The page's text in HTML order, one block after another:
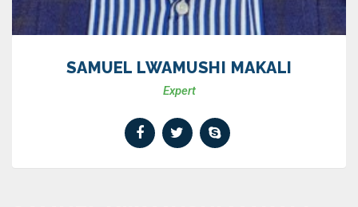
SAMUEL LWAMUSHI MAKALI
Expert